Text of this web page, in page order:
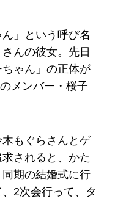
」という呼び名
んの彼女。先日
ゃん」の正体が
メンバー・桜子
もぐらさんとゲ
されると、かた
期の結婚式に行
2次会行って、タ